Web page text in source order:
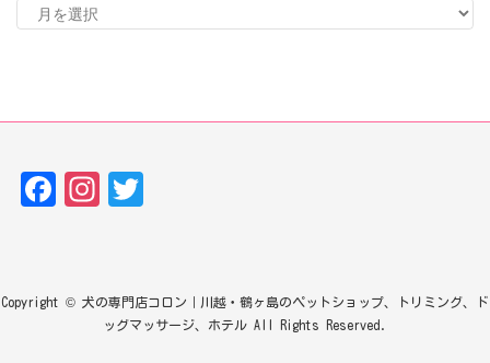
Fa
ok
In
ra
m
te
r
Copyright © 犬の専門店コロン｜川越・鶴ヶ島のペットショップ、トリミング、ド
ッグマッサージ、ホテル All Rights Reserved.